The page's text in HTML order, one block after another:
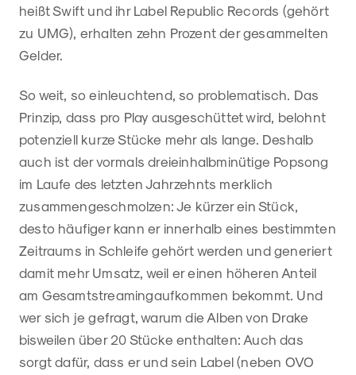
heißt Swift und ihr Label Republic Records (gehört
zu UMG), erhalten zehn Prozent der gesammelten
Gelder.
So weit, so einleuchtend, so problematisch. Das
Prinzip, dass pro Play ausgeschüttet wird, belohnt
potenziell kurze Stücke mehr als lange. Deshalb
auch ist der vormals dreieinhalbminütige Popsong
im Laufe des letzten Jahrzehnts merklich
zusammengeschmolzen: Je kürzer ein Stück,
desto häufiger kann er innerhalb eines bestimmten
Zeitraums in Schleife gehört werden und generiert
damit mehr Umsatz, weil er einen höheren Anteil
am Gesamtstreamingaufkommen bekommt. Und
wer sich je gefragt, warum die Alben von Drake
bisweilen über 20 Stücke enthalten: Auch das
sorgt dafür, dass er und sein Label (neben OVO